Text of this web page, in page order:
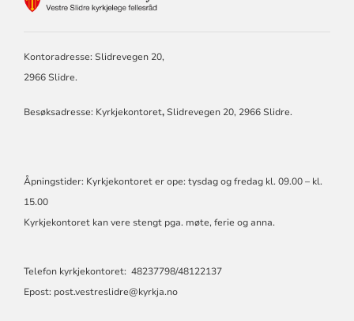
Kontoradresse: Slidrevegen 20,
2966 Slidre.
Besøksadresse: Kyrkjekontoret, Slidrevegen 20, 2966 Slidre.
Åpningstider: Kyrkjekontoret er ope: tysdag og fredag kl. 09.00 – kl.
15.00
Kyrkjekontoret kan vere stengt pga. møte, ferie og anna.
Telefon kyrkjekontoret: 48237798/48122137
Epost: post.vestreslidre@kyrkja.no